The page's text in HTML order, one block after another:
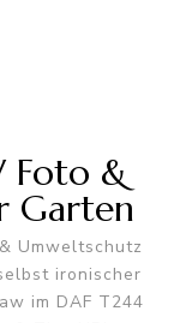
Foto &
Garten
Umweltschutz
ironischer
im DAF T244